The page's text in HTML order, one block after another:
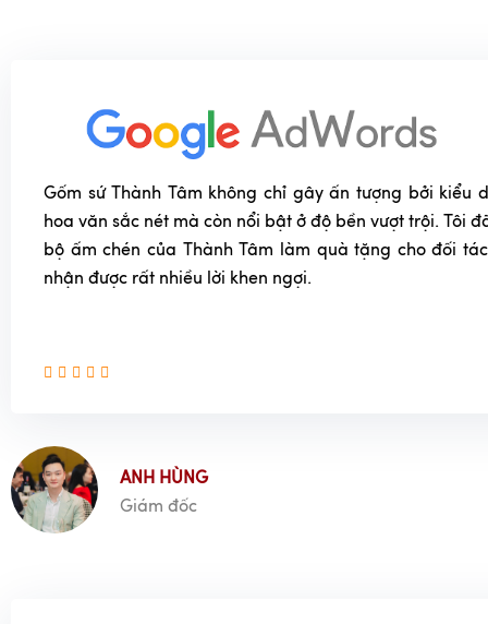
Gốm sứ Thành Tâm không chỉ gây ấn tượng bởi kiểu
hoa văn sắc nét mà còn nổi bật ở độ bền vượt trội. Tôi
bộ ấm chén của Thành Tâm làm quà tặng cho đối
nhận được rất nhiều lời khen ngợi.
ANH HÙNG
Giám đốc